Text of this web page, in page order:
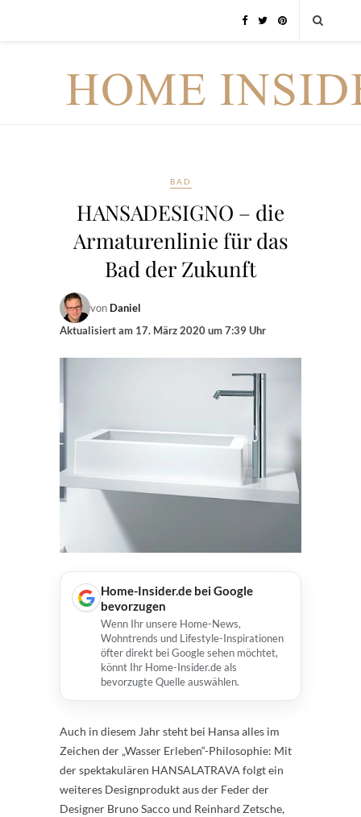
BAD
HANSADESIGNO – die
Armaturenlinie für das
Bad der Zukunft
von Daniel
Aktualisiert am 17. März 2020 um 7:39 Uhr
Home-Insider.de bei Google
bevorzugen
Wenn Ihr unsere Home-News,
Wohntrends und Lifestyle-Inspirationen
öfter direkt bei Google sehen möchtet,
könnt Ihr Home-Insider.de als
bevorzugte Quelle auswählen.
Auch in diesem Jahr steht bei Hansa alles im
Zeichen der „Wasser Erleben“-Philosophie: Mit
der spektakulären HANSALATRAVA folgt ein
weiteres Designprodukt aus der Feder der
Designer Bruno Sacco und Reinhard Zetsche,